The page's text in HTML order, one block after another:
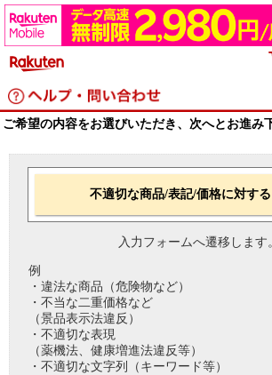
ご希望の内容をお選びいただき、次へとお進み
不適切な商品/表記/価格に対す
入力フォームへ遷移します
例
・違法な商品（危険物など）
・不当な二重価格など
（景品表示法違反）
・不適切な表現
（薬機法、健康増進法違反等）
・不適切な文字列（キーワード等）